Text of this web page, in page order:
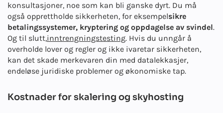
konsultasjoner, noe som kan bli ganske dyrt. Du må
også opprettholde sikkerheten, for eksempelsikre
betalingssystemer, kryptering og oppdagelse av svindel.
Og til slutt,inntrengningstesting. Hvis du unngår å
overholde lover og regler og ikke ivaretar sikkerheten,
kan det skade merkevaren din med datalekkasjer,
endeløse juridiske problemer og økonomiske tap.
Kostnader for skalering og skyhosting